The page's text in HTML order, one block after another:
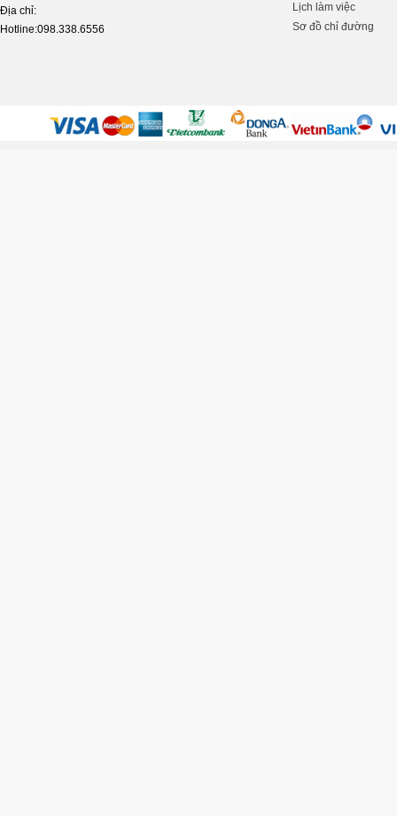
Địa chỉ:
Hotline:098.338.6556
Lịch làm việc
Sơ đồ chỉ đường